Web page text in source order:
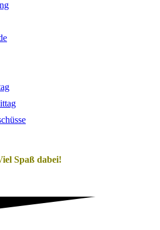
Spaß dabei!